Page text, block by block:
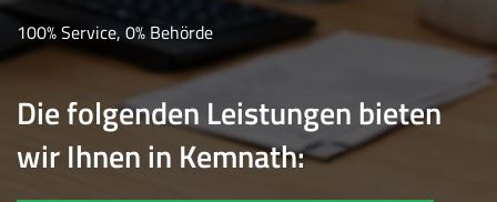
100% Service, 0% Behörde
Die folgenden Leistungen bieten
wir Ihnen in Kemnath: